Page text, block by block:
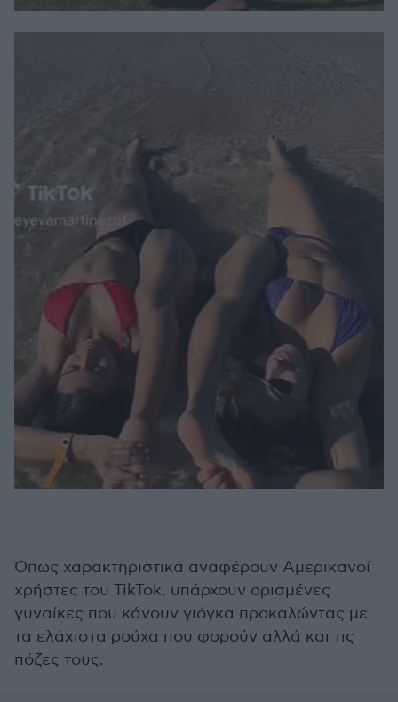
Όπως χαρακτηριστικά αναφέρουν Αμερικανοί
χρήστες του TikTok, υπάρχουν ορισμένες
γυναίκες που κάνουν γιόγκα προκαλώντας με
τα ελάχιστα ρούχα που φορούν αλλά και τις
πόζες τους.